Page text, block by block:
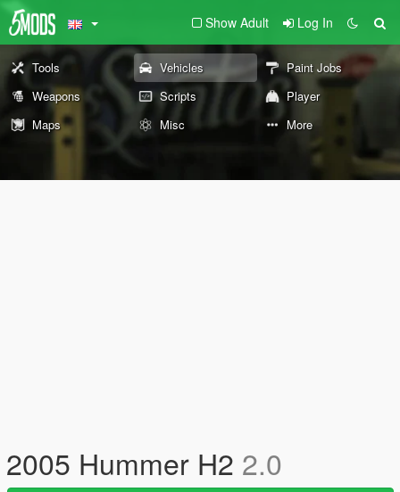
Show Adult Log In
Tools Vehicles
Paint Jobs
Weapons
Scripts
Player
Maps
Misc More
2005 Hummer H2 2.0